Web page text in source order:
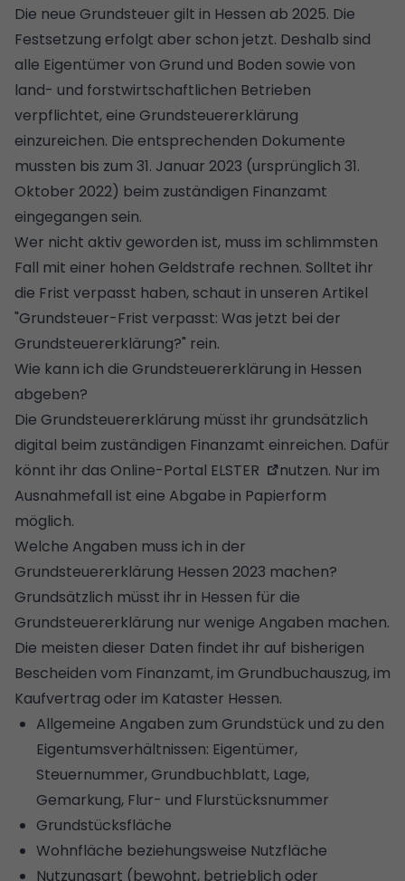
Die neue Grundsteuer gilt in Hessen ab 2025. Die
Festsetzung erfolgt aber schon jetzt. Deshalb sind
alle Eigentümer von Grund und Boden sowie von
land- und forstwirtschaftlichen Betrieben
verpflichtet, eine Grundsteuererklärung
einzureichen. Die entsprechenden Dokumente
mussten bis zum 31. Januar 2023 (ursprünglich 31.
Oktober 2022) beim zuständigen Finanzamt
eingegangen sein.
Wer nicht aktiv geworden ist, muss im schlimmsten
Fall mit einer hohen Geldstrafe rechnen. Solltet ihr
die Frist verpasst haben, schaut in unseren Artikel
"Grundsteuer-Frist verpasst: Was jetzt bei der
Grundsteuererklärung?" rein.
Wie kann ich die Grundsteuererklärung in Hessen
abgeben?
Die Grundsteuererklärung müsst ihr grundsätzlich
digital beim zuständigen Finanzamt einreichen. Dafür
könnt ihr das Online-Portal ELSTER
nutzen. Nur im
Ausnahmefall ist eine Abgabe in Papierform
möglich.
Welche Angaben muss ich in der
Grundsteuererklärung Hessen 2023 machen?
Grundsätzlich müsst ihr in Hessen für die
Grundsteuererklärung nur wenige Angaben machen.
Die meisten dieser Daten findet ihr auf bisherigen
Bescheiden vom Finanzamt, im Grundbuchauszug, im
Kaufvertrag oder im Kataster Hessen.
Allgemeine Angaben zum Grundstück und zu den
Eigentumsverhältnissen: Eigentümer,
Steuernummer, Grundbuchblatt, Lage,
Gemarkung, Flur- und Flurstücksnummer
Grundstücksfläche
Wohnfläche beziehungsweise Nutzfläche
Nutzungsart (bewohnt, betrieblich oder